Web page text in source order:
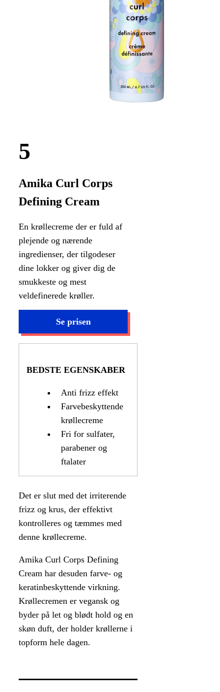
Amika Curl Corps
Defining Cream
En krøllecreme der er fuld af
plejende og nærende
ingredienser, der tilgodeser
dine lokker og giver dig de
smukkeste og mest
veldefinerede krøller.
BEDSTE EGENSKABER
Anti frizz effekt
Farvebeskyttende
krøllecreme
Fri for sulfater,
parabener og
ftalater
Det er slut med det irriterende
frizz og krus, der effektivt
kontrolleres og tæmmes med
denne krøllecreme.
Amika Curl Corps Defining
Cream har desuden farve- og
keratinbeskyttende virkning.
Krøllecremen er vegansk og
byder på let og blødt hold og en
skøn duft, der holder krøllerne i
topform hele dagen.